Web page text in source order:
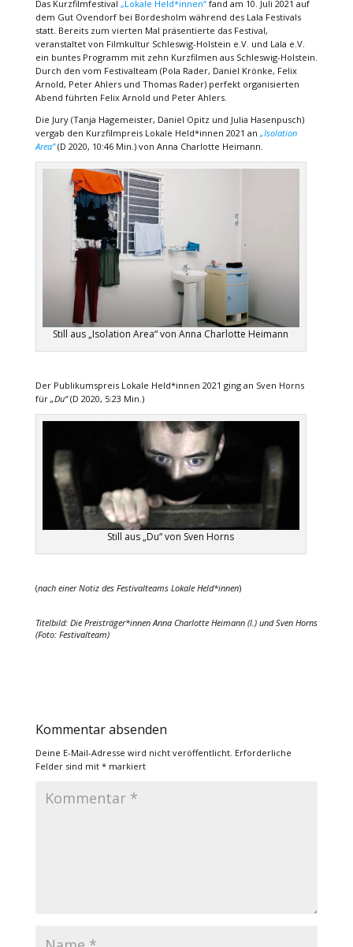
Das Kurzfilmfestival „Lokale Held*innen“fand am 10. Juli 2021 auf
dem Gut Ovendorf bei Bordesholm während des Lala Festivals
statt. Bereits zum vierten Mal präsentierte das Festival,
veranstaltet von Filmkultur Schleswig-Holstein e.V. und Lala e.V.
ein buntes Programm mit zehn Kurzfilmen aus Schleswig-Holstein.
Durch den vom Festivalteam (Pola Rader, Daniel Krönke, Felix
Arnold, Peter Ahlers und Thomas Rader) perfekt organisierten
Abend führten Felix Arnold und Peter Ahlers.
Die Jury (Tanja Hagemeister, Daniel Opitz und Julia Hasenpusch)
vergab den Kurzfilmpreis Lokale Held*innen 2021 an „Isolation
Area”(D 2020, 10:46 Min.) von Anna Charlotte Heimann.
Still aus „Isolation Area“ von Anna Charlotte Heimann
Der Publikumspreis Lokale Held*innen 2021 ging an Sven Horns
für „Du“(D 2020, 5:23 Min.)
Still aus „Du“ von Sven Horns
(nach einer Notiz des Festivalteams Lokale Held*innen)
Titelbild: Die Preisträger*innen Anna Charlotte Heimann (l.) und Sven Horns
(Foto: Festivalteam)
Kommentar absenden
Deine E-Mail-Adresse wird nicht veröffentlicht. Erforderliche
Felder sind mit *markiert